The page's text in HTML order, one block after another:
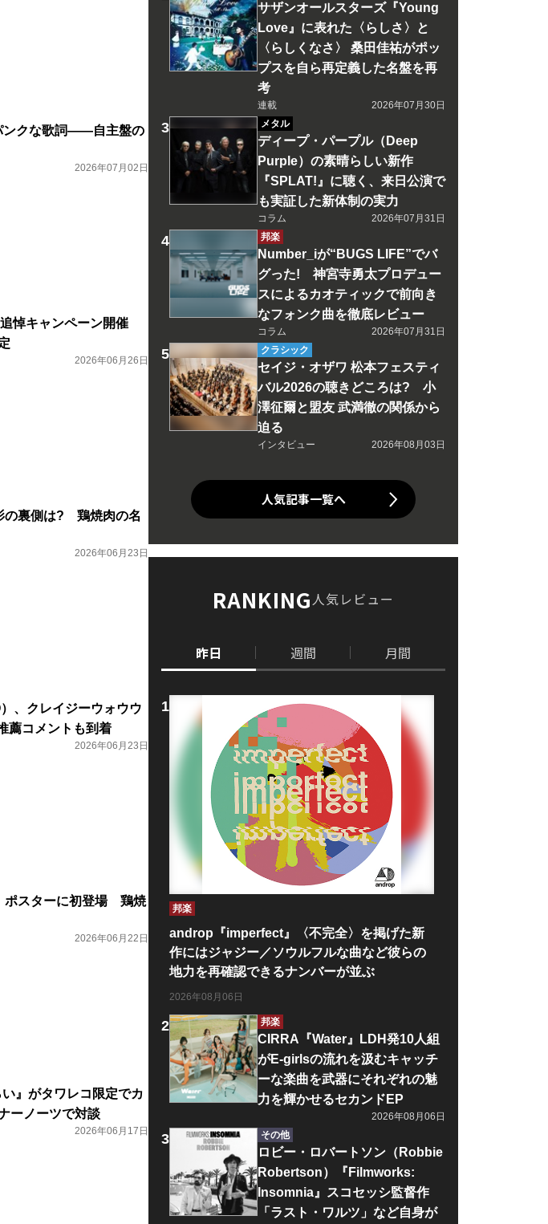
ンクな歌詞――自主盤の
2026年07月02日
悼キャンペーン開催
2026年06月26日
の裏側は? 鶏焼肉の名
2026年06月23日
、クレイジーウォウウ
薦コメントも到着
2026年06月23日
ポスターに初登場 鶏焼
2026年06月22日
』がタワレコ限定でカ
ーノーツで対談
2026年06月17日
サザンオールスターズ『Young
Love』に表れた〈らしさ〉と
〈らしくなさ〉 桑田佳祐がポッ
プスを自ら再定義した名盤を再
考
連載
2026年07月30日
メタル
ディープ・パープル（Deep
Purple）の素晴らしい新作
『SPLAT!』に聴く、来日公演で
も実証した新体制の実力
コラム
2026年07月31日
邦楽
Number_iが“BUGS LIFE”でバ
グった! 神宮寺勇太プロデュー
スによるカオティックで前向き
なフォンク曲を徹底レビュー
コラム
2026年07月31日
クラシック
セイジ・オザワ 松本フェスティ
バル2026の聴きどころは? 小
澤征爾と盟友 武満徹の関係から
迫る
インタビュー 2026年08月03日
人気記事一覧へ
RANKING人気レビュー
昨日 週間 月間
邦楽
androp『imperfect』〈不完全〉を掲げた新
作にはジャジー／ソウルフルな曲など彼らの
地力を再確認できるナンバーが並ぶ
2026年08月06日
邦楽
CIRRA『Water』LDH発10人組
がE-girlsの流れを汲むキャッチ
ーな楽曲を武器にそれぞれの魅
力を輝かせるセカンドEP
2026年08月06日
その他
ロビー・ロバートソン（Robbie
Robertson）『Filmworks:
Insomnia』スコセッシ監督作
「ラスト・ワルツ」など自身が